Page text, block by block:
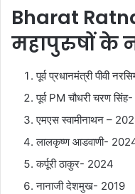
Bharat
महापुरुषों के
पूर्व प्रधानमंत्री पीवी
पूर्व PM चौधरी चरण
एमएस स्वामीनाथन –
लालकृष्ण आडवाणी-
कर्पूरी ठाकुर- 2024
नानाजी देशमुख- 2019